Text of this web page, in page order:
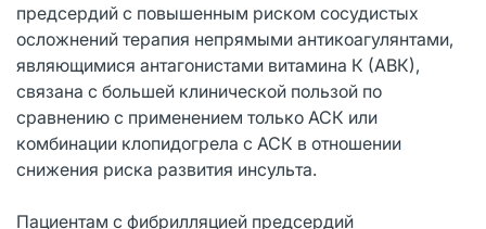
предсердий с повышенным риском сосудистых
осложнений терапия непрямыми антикоагулянтами,
являющимися антагонистами витамина К (АВК),
связана с большей клинической пользой по
сравнению с применением только АСК или
комбинации клопидогрела с АСК в отношении
снижения риска развития инсульта.
Пациентам с фибрилляцией предсердий